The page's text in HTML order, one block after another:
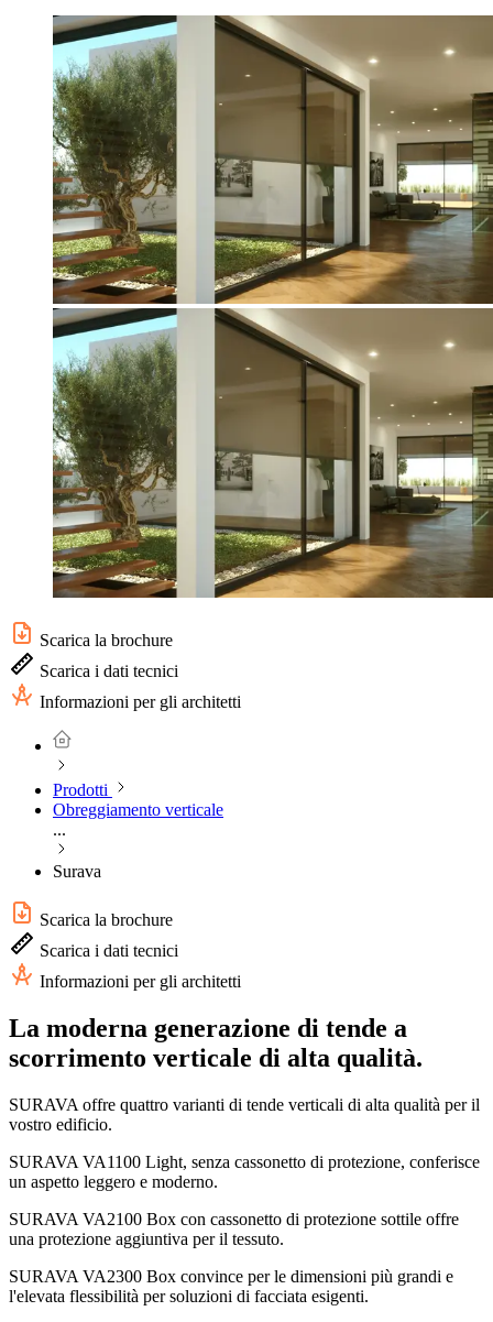
Scarica la brochure
Scarica i dati tecnici
Informazioni per gli architetti
Prodotti
Obreggiamento verticale
...
Surava
Scarica la brochure
Scarica i dati tecnici
Informazioni per gli architetti
La moderna generazione di tende a
scorrimento verticale di alta qualità.
SURAVA offre quattro varianti di tende verticali di alta qualità per il
vostro edificio.
SURAVA VA1100 Light, senza cassonetto di protezione, conferisce
un aspetto leggero e moderno.
SURAVA VA2100 Box con cassonetto di protezione sottile offre
una protezione aggiuntiva per il tessuto.
SURAVA VA2300 Box convince per le dimensioni più grandi e
l'elevata flessibilità per soluzioni di facciata esigenti.